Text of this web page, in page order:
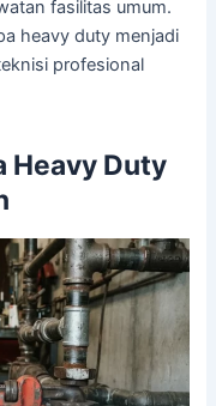
fasilitas umum.
heavy duty menjadi
profesional
Heavy Duty